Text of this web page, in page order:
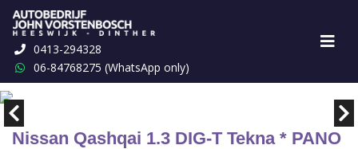
0413-294328
06-84768275 (WhatsApp only)
Nissan Qashqai 1.3 DIG-T Tekna * PANO